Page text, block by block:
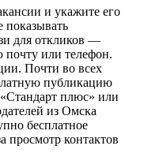
и укажите его
для откликов —
почту или телефон.
Почти во всех
публикацию
плюс» или
из Омска
бесплатное
просмотр контактов